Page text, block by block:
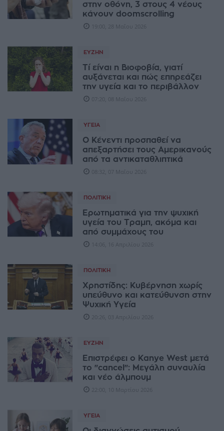
στην οθόνη, 3 στους 4 νέους
κάνουν doomscrolling
19:00, 28 Μαΐου 2026
ΕΥΖΗΝ
Τί είναι η Βιοφοβία, γιατί
αυξάνεται και πώς επηρεάζει
την υγεία και το περιβάλλον
07:20, 08 Μαΐου 2026
ΥΓΕΊΑ
Ο Κένεντι προσπαθεί να
απεξαρτήσει τους Αμερικανούς
από τα αντικαταθλιπτικά
08:32, 07 Μαΐου 2026
ΠΟΛΙΤΙΚΉ
Ερωτηματικά για την ψυχική
υγεία του Τραμπ, ακόμα και
από συμμάχους του
14:06, 16 Απριλίου 2026
ΠΟΛΙΤΙΚΉ
Χρηστίδης: Κυβέρνηση χωρίς
υπεύθυνο και κατεύθυνση στην
Ψυχική Υγεία
20:26, 03 Απριλίου 2026
ΕΥΖΗΝ
Επιστρέφει ο Kanye West μετά
το "cancel": Μεγάλη συναυλία
και νέο άλμπουμ
22:00, 10 Μαρτίου 2026
ΥΓΕΊΑ